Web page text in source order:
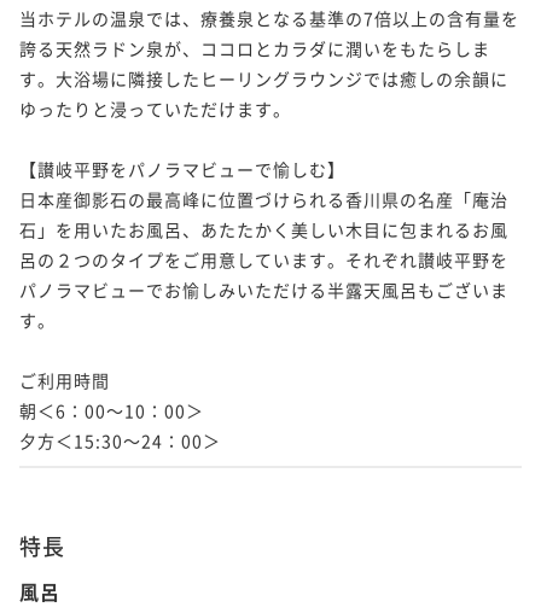
当ホテルの温泉では、療養泉となる基準の7倍以上の含有量を
誇る天然ラドン泉が、ココロとカラダに潤いをもたらしま
す。大浴場に隣接したヒーリングラウンジでは癒しの余韻に
ゆったりと浸っていただけます。
【讃岐平野をパノラマビューで愉しむ】
日本産御影石の最高峰に位置づけられる香川県の名産「庵治
石」を用いたお風呂、あたたかく美しい木目に包まれるお風
呂の２つのタイプをご用意しています。それぞれ讃岐平野を
パノラマビューでお愉しみいただける半露天風呂もございま
す。
ご利用時間
朝＜6：00～10：00＞
特長
風呂